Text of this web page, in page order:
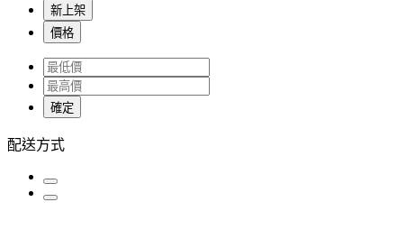
新上架
價格
確定
配送方式